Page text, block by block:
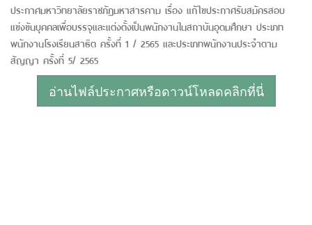
ประกาศมหาวิทยาลัยราชภัฏมหาสารคาม เรื่อง แก้ไขประกาศรับสมัครสอบ
แข่งขันบุคคลเพื่อบรรจุและแต่งตั้งเป็นพนักงานในสถาบันอุดมศึกษา ประเภท
พนักงานโรงเรียนสาธิต ครั้งที่ 1 / 2565 และประเภทพนักงานประจำตาม
สัญญา ครั้งที่ 5/ 2565
อ่านไฟล์ประกาศหรือดาวน์โหลดคลิกที่นี่